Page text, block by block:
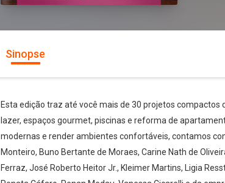
Sinopse
Esta edição traz até você mais de 30 projetos compactos
lazer, espaços gourmet, piscinas e reforma de
modernas e render ambientes confortáveis, contamos
Monteiro, Buno Bertante de Moraes, Carine Nath de
Ferraz, José Roberto Heitor Jr., Kleimer Martins, Ligia
Whatsapp